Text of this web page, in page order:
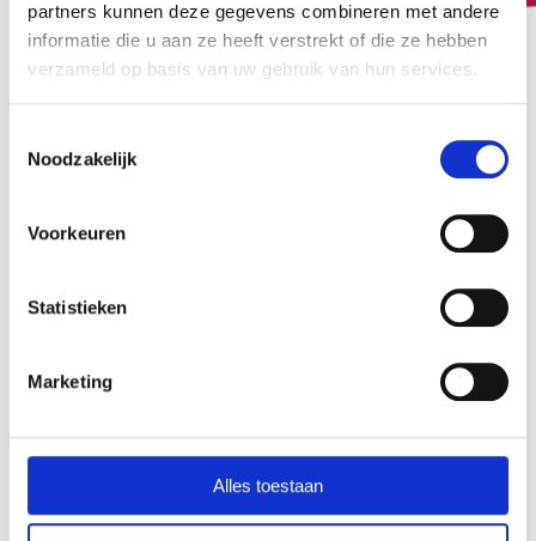
partners kunnen deze gegevens combineren met andere
informatie die u aan ze heeft verstrekt of die ze hebben
verzameld op basis van uw gebruik van hun services.
Noodzakelijk
Voorkeuren
Statistieken
Marketing
Alles toestaan
Design professioneel kunt integreren in je